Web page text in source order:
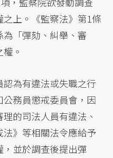
上。《監察法》第1條
「彈劾、糾舉、審
。
為有違法或失職之行
務員懲戒委員會，因
的司法人員有違法、
》等相關法令應給予
並於調查後提出彈